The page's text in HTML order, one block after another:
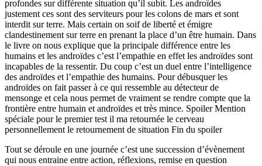
profondes sur différente situation qu’il subit. Les androïdes
justement ces sont des serviteurs pour les colons de mars et sont
interdit sur terre. Mais certain on soif de liberté et émigre
clandestinement sur terre en prenant la place d’un être humain. Dans
le livre on nous explique que la principale différence entre les
humains et les androïdes c’est l’empathie en effet les androïdes sont
incapables de la ressentir. Du coup c’est un duel entre l’intelligence
des androïdes et l’empathie des humains. Pour débusquer les
androïdes on fait passer à ce qui ressemble au détecteur de
mensonge et cela nous permet de vraiment se rendre compte que la
frontière entre humain et androïdes et très mince. Spoiler Mention
spéciale pour le premier test il ma retournée le cerveau
personnellement le retournement de situation Fin du spoiler
Tout se déroule en une journée c’est une succession d’évènement
qui nous entraine entre action, réflexions, remise en question